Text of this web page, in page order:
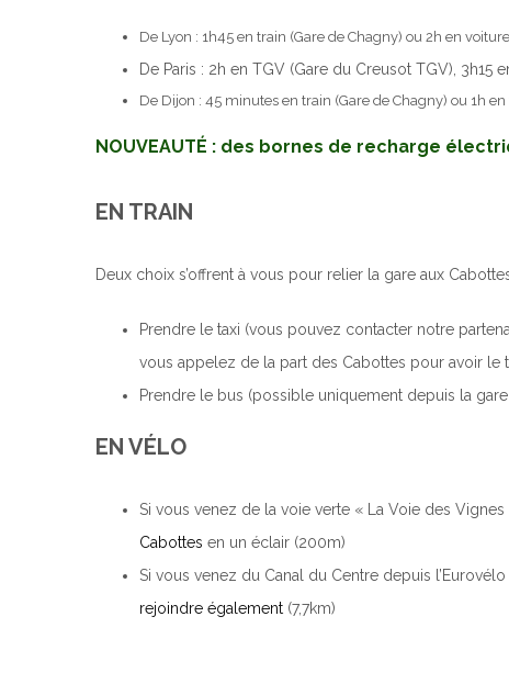
De Lyon : 1h45 en train (Gare de Chagny) ou 2h en
De Paris : 2h en TGV (Gare du Creusot TGV), 3h15
De Dijon : 45 minutes en train (Gare de Chagny) ou 1h
NOUVEAUTÉ : des bornes de recharge
EN TRAIN
Deux choix s’offrent à vous pour relier la gare aux
Prendre le taxi (vous pouvez contacter notre
vous appelez de la part des Cabottes pour avoir le
Prendre le bus (possible uniquement depuis la
EN VÉLO
Si vous venez de la voie verte « La Voie des Vignes
Cabottes en un éclair (200m)
Si vous venez du Canal du Centre depuis
rejoindre également (7,7km)